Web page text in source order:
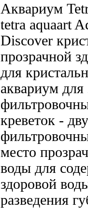
Аквариум
tetra aquaart
Discover
прозрачной
для
аквариум для
креветок -
место
воды для
здоровой
разведения